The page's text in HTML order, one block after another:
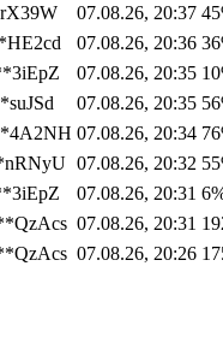
07.08.26, 20:37
07.08.26, 20:36
07.08.26, 20:35
07.08.26, 20:35
07.08.26, 20:34
07.08.26, 20:32
07.08.26, 20:31
07.08.26, 20:31
07.08.26, 20:26